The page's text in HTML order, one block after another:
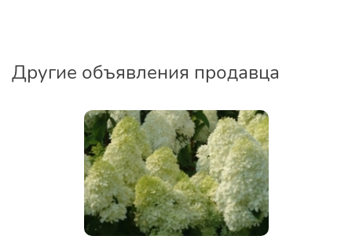
Другие объявления продавца